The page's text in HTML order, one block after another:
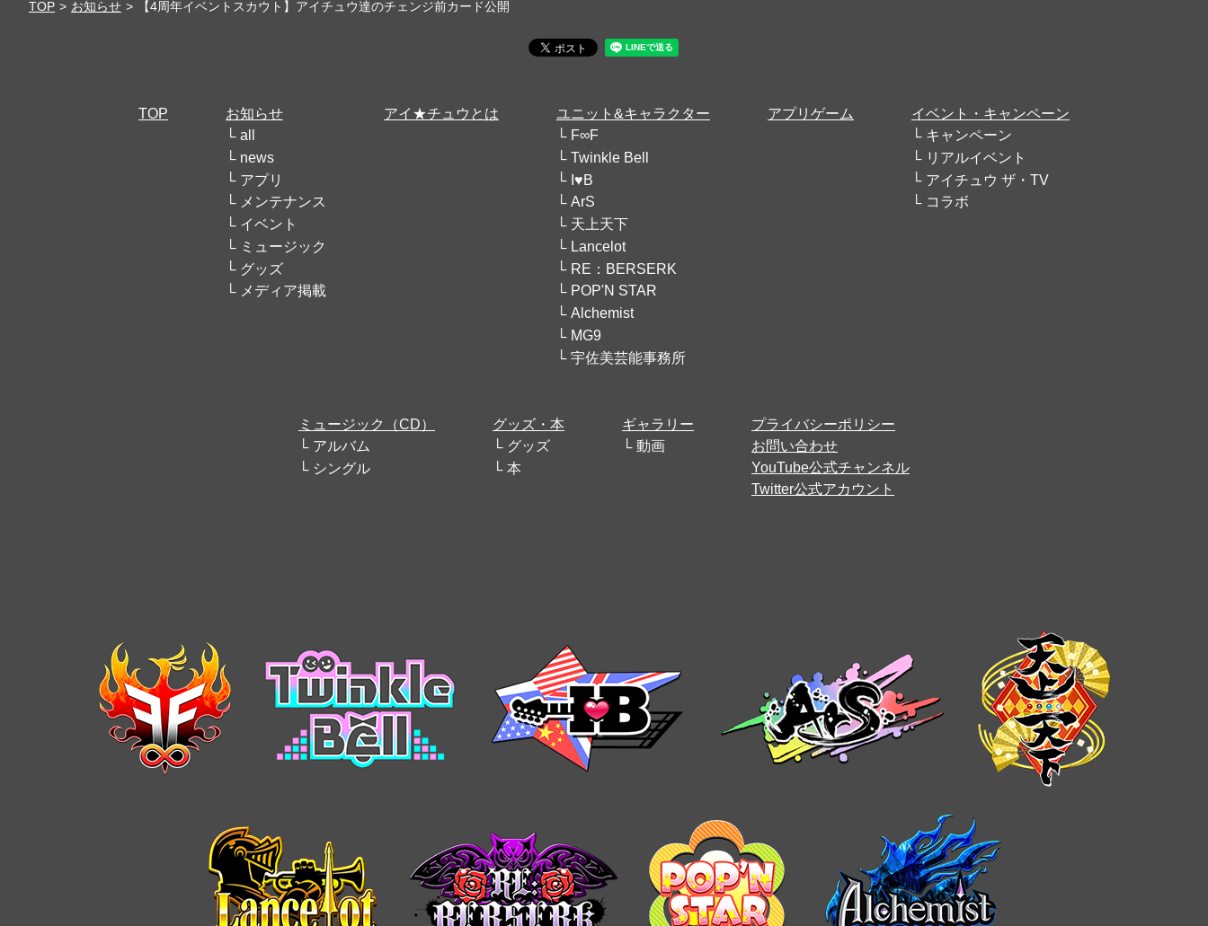
TOP お知らせ 【4周年イベントスカウト】アイチュウ達のチェンジ前カード公開
TOP
お知らせ
all
news
アプリ
メンテナンス
イベント
ミュージック
グッズ
メディア掲載
アイ★チュウとは
ユニット&キャラクター
F∞F
Twinkle Bell
I♥B
ArS
天上天下
Lancelot
RE：BERSERK
POP'N STAR
Alchemist
MG9
宇佐美芸能事務所
アプリゲーム
イベント・キャンペーン
キャンペーン
リアルイベント
アイチュウ ザ・TV
コラボ
ミュージック（CD）
アルバム
シングル
グッズ・本
グッズ
本
ギャラリー
動画
プライバシーポリシー
お問い合わせ
YouTube公式チャンネル
Twitter公式アカウント